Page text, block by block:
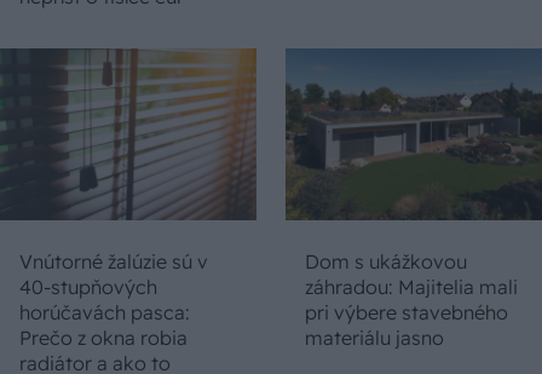
Vnútorné žalúzie sú v
40-stupňových
horúčavách pasca:
Prečo z okna robia
radiátor a ako to
Dom s ukážkovou
záhradou: Majitelia mali
pri výbere stavebného
materiálu jasno